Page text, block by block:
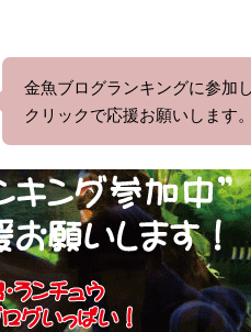
金魚ブログランキングに参加
クリックで応援お願いします。